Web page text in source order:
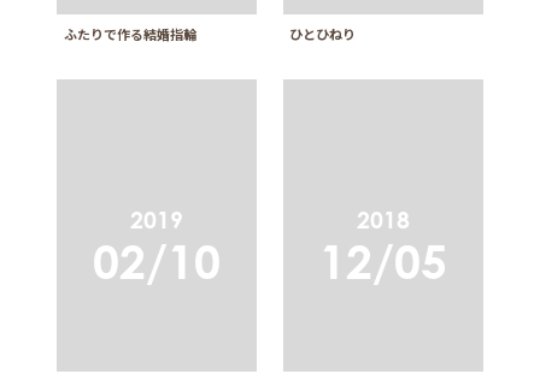
ふたりで作る結婚指輪 ひとひねり
2019
02/10
2018
12/05